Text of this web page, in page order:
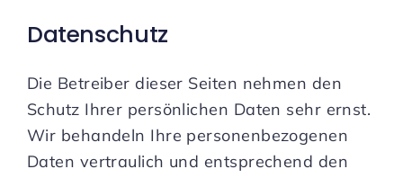
Datenschutz
Die Betreiber dieser Seiten nehmen den
Schutz Ihrer persönlichen Daten sehr ernst.
Wir behandeln Ihre personenbezogenen
Daten vertraulich und entsprechend den